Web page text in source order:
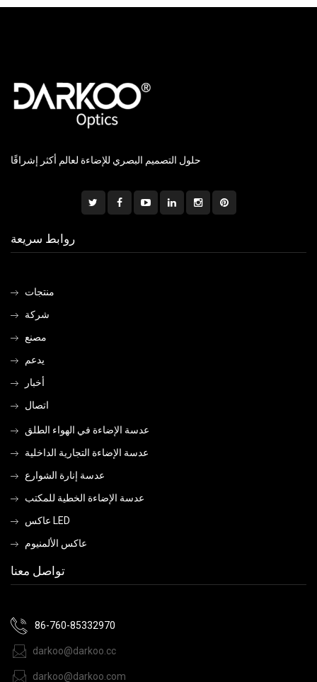
حلول التصميم البصري للإضاءة لعالم أكثر إشراقًا
روابط سريعة
منتجات
شركة
مصنع
يدعم
أخبار
اتصال
عدسة الإضاءة في الهواء الطلق
عدسة الإضاءة التجارية الداخلية
عدسة إنارة الشوارع
عدسة الإضاءة الخطية للمكتب
عاكس LED
عاكس الألمنيوم
تواصل معنا
86-760-85332970
darkoo@darkoo.cc
darkoo@darkoo.com